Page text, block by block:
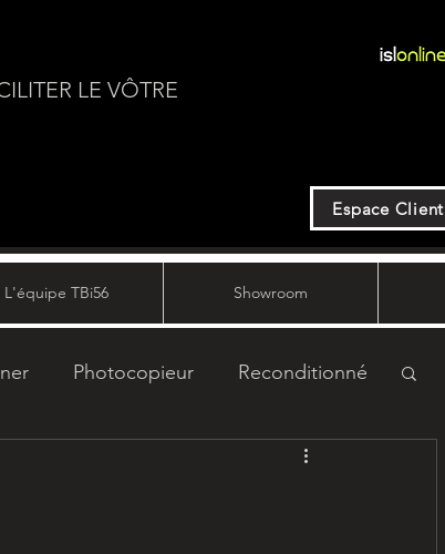
LE VÔTRE
Espace Client
L'équipe TBi56 Showroom
Photocopieur Reconditionné